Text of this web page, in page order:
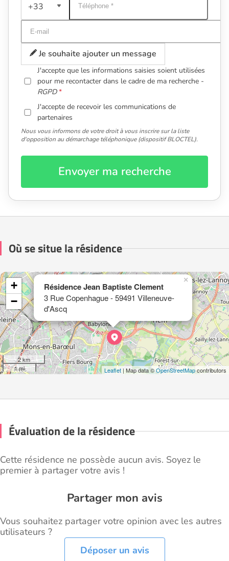
+33
Je souhaite ajouter un message
J'accepte que les informations saisies soient utilisées
pour me recontacter dans le cadre de ma recherche -
RGPD
J'accepte de recevoir les communications de
partenaires
Nous vous informons de votre droit à vous inscrire sur la liste
d'opposition au démarchage téléphonique (dispositif BLOCTEL).
Envoyer ma recherche
Où se situe la résidence
Résidence Jean Baptiste Clement
3 Rue Copenhague - 59491 Villeneuve-
d'Ascq
×
+
−
2 km
1 mi
Leaflet | Map data ©OpenStreetMapcontributors
Évaluation de la résidence
Cette résidence ne possède aucun avis. Soyez le
premier à partager votre avis !
Partager mon avis
Vous souhaitez partager votre opinion avec les autres
utilisateurs ?
Déposer un avis